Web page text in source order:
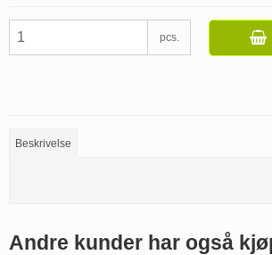
pcs.
Beskrivelse
Andre kunder har også